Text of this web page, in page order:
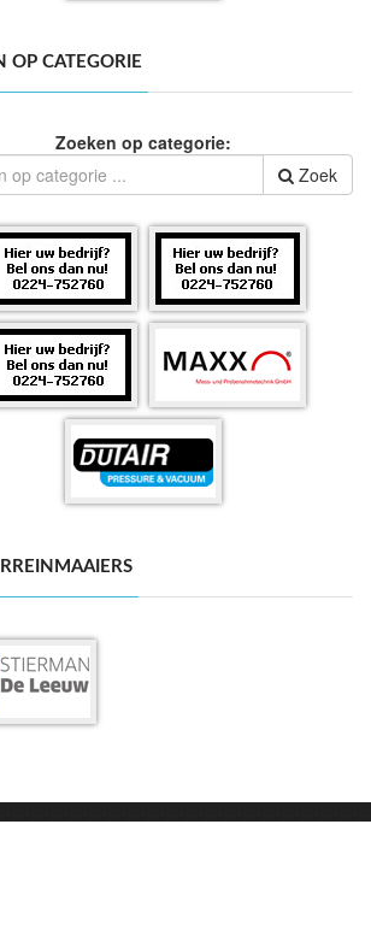
OP CATEGORIE
Zoeken op categorie:
Zoek